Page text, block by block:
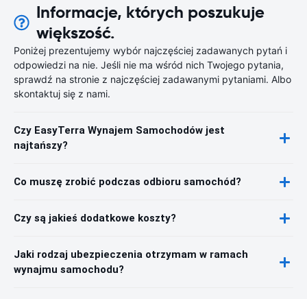
Informacje, których poszukuje
większość.
Poniżej prezentujemy wybór najczęściej zadawanych pytań i
odpowiedzi na nie. Jeśli nie ma wśród nich Twojego pytania,
sprawdź na stronie z najczęściej zadawanymi pytaniami. Albo
skontaktuj się z nami.
Czy EasyTerra Wynajem Samochodów jest
najtańszy?
Co muszę zrobić podczas odbioru samochód?
Czy są jakieś dodatkowe koszty?
Jaki rodzaj ubezpieczenia otrzymam w ramach
wynajmu samochodu?